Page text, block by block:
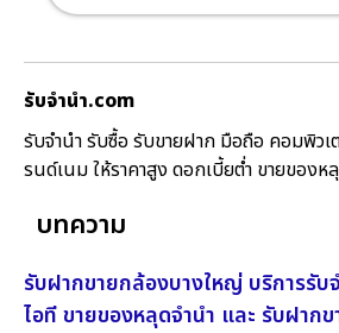
รับจํานํา.com
รับจำนำ รับซื้อ รับขายฝาก มือถือ คอมพิว
รนด์เนม ให้ราคาสูง ดอกเบี้ยต่ำ ขายของห
บทความ
รับฝากขายกล้องบางใหญ่ บริการรั
ไอที ขายของหลุดจำนำ และ รับฝาก